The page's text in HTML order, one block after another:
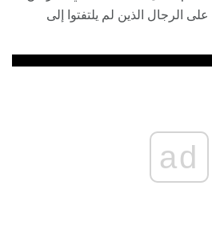
على الرجال الذين لم يلتفتوا إلى
ad